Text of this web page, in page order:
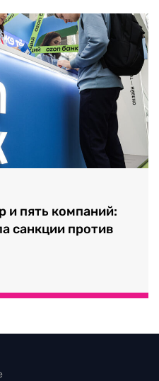
и пять компаний:
санкции против